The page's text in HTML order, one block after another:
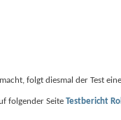
folgt diesmal der Test
folgender Seite Testbericht